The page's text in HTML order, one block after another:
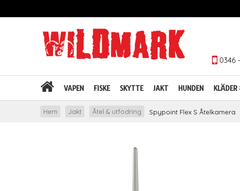
0346
VAPEN FISKE SKYTTE JAKT HUNDEN KLÄDER
Hem Jakt Åtel & utfodring Spypoint Flex S Åtelkamera